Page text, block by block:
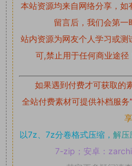
本站资源均来自网络分享，
留言后，我们会第一
站内资源为网友个人学习或
可,禁止用于任何商业途径
如果遇到付费才可获取的
全站付费素材可提供补档服务“
享
以7z、7z分卷格式压缩， 解压
7-zip；安卓：